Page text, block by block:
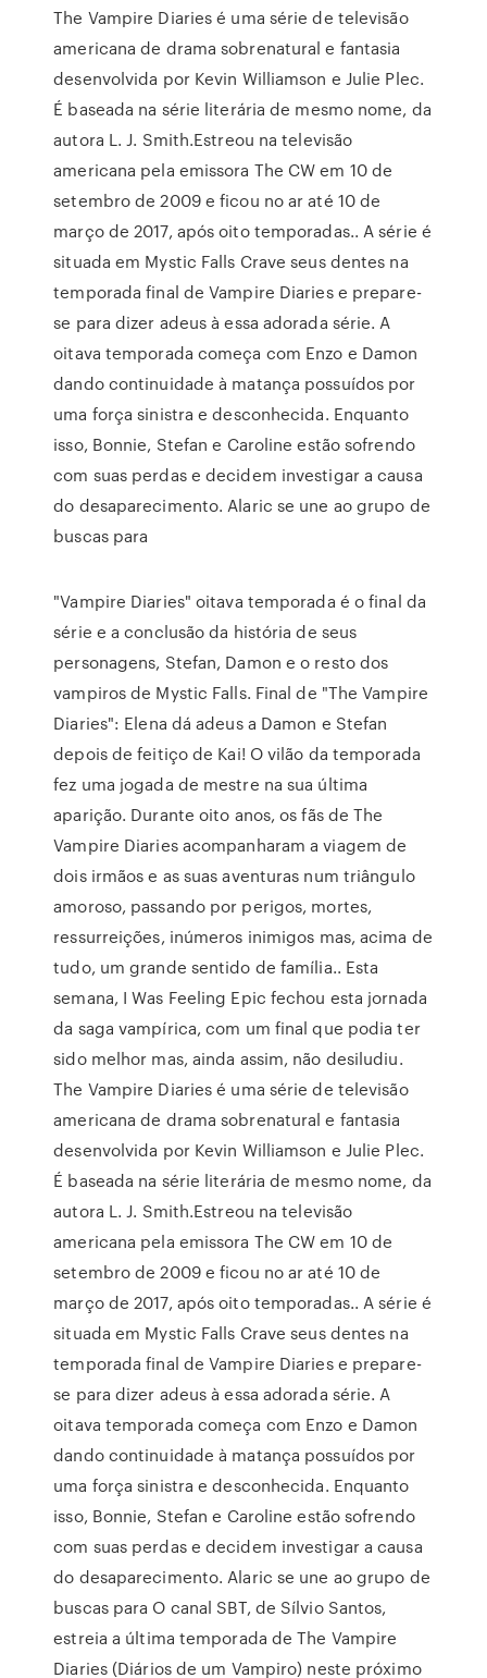
The Vampire Diaries é uma série de televisão
americana de drama sobrenatural e fantasia
desenvolvida por Kevin Williamson e Julie Plec.
É baseada na série literária de mesmo nome, da
autora L. J. Smith.Estreou na televisão
americana pela emissora The CW em 10 de
setembro de 2009 e ficou no ar até 10 de
março de 2017, após oito temporadas.. A série é
situada em Mystic Falls Crave seus dentes na
temporada final de Vampire Diaries e prepare-
se para dizer adeus à essa adorada série. A
oitava temporada começa com Enzo e Damon
dando continuidade à matança possuídos por
uma força sinistra e desconhecida. Enquanto
isso, Bonnie, Stefan e Caroline estão sofrendo
com suas perdas e decidem investigar a causa
do desaparecimento. Alaric se une ao grupo de
buscas para
"Vampire Diaries" oitava temporada é o final da
série e a conclusão da história de seus
personagens, Stefan, Damon e o resto dos
vampiros de Mystic Falls. Final de "The Vampire
Diaries": Elena dá adeus a Damon e Stefan
depois de feitiço de Kai! O vilão da temporada
fez uma jogada de mestre na sua última
aparição. Durante oito anos, os fãs de The
Vampire Diaries acompanharam a viagem de
dois irmãos e as suas aventuras num triângulo
amoroso, passando por perigos, mortes,
ressurreições, inúmeros inimigos mas, acima de
tudo, um grande sentido de família.. Esta
semana, I Was Feeling Epic fechou esta jornada
da saga vampírica, com um final que podia ter
sido melhor mas, ainda assim, não desiludiu.
The Vampire Diaries é uma série de televisão
americana de drama sobrenatural e fantasia
desenvolvida por Kevin Williamson e Julie Plec.
É baseada na série literária de mesmo nome, da
autora L. J. Smith.Estreou na televisão
americana pela emissora The CW em 10 de
setembro de 2009 e ficou no ar até 10 de
março de 2017, após oito temporadas.. A série é
situada em Mystic Falls Crave seus dentes na
temporada final de Vampire Diaries e prepare-
se para dizer adeus à essa adorada série. A
oitava temporada começa com Enzo e Damon
dando continuidade à matança possuídos por
uma força sinistra e desconhecida. Enquanto
isso, Bonnie, Stefan e Caroline estão sofrendo
com suas perdas e decidem investigar a causa
do desaparecimento. Alaric se une ao grupo de
buscas para O canal SBT, de Sílvio Santos,
estreia a última temporada de The Vampire
Diaries (Diários de um Vampiro) neste próximo